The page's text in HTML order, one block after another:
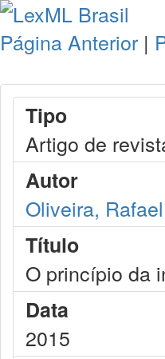
Página Anterior |
Tipo
Artigo de
Autor
Oliveira,
Título
O princípio da
Data
2015